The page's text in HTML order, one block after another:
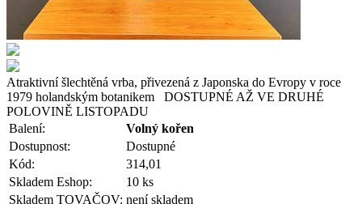
Atraktivní šlechtěná vrba, přivezená z Japonska do Evropy v roce
1979 holandským botanikem DOSTUPNÉ AŽ VE DRUHÉ
POLOVINĚ LISTOPADU
Balení:
Volný kořen
Dostupnost:
Dostupné
Kód:
314,01
Skladem Eshop:
10 ks
Skladem TOVAČOV: není skladem